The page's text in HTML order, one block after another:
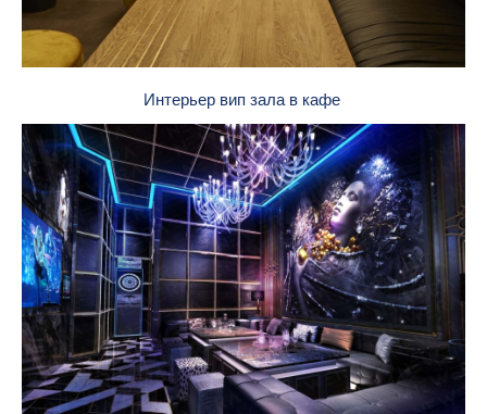
Интерьер вип зала в кафе